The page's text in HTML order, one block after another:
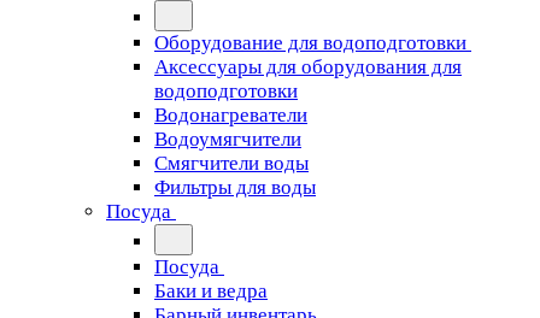
Оборудование для водоподготовки
Аксессуары для оборудования для
водоподготовки
Водонагреватели
Водоумягчители
Смягчители воды
Фильтры для воды
Посуда
Посуда
Баки и ведра